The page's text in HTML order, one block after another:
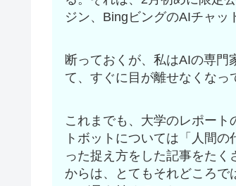
ジン、BingビングのAIチャッ
断っておくが、私はAIの専門
て、すぐに目が離せなくなっ
これまでも、大学のレポー
トボットについては「人間
った捉え方をした記事をた
からは、とてもそれどころで